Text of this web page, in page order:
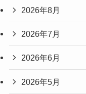
2026年8月
2026年7月
2026年6月
2026年5月